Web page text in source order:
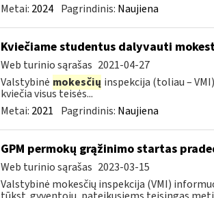
Metai: 2024 Pagrindinis: Naujiena
Kviečiame studentus dalyvauti
Web turinio sąrašas 2021-04-27
Valstybinė mokesčių inspekcija (toliau –
kviečia visus teisės...
Metai: 2021 Pagrindinis: Naujiena
GPM permokų grąžinimo startas
Web turinio sąrašas 2023-03-15
Valstybinė mokesčių inspekcija (VMI)